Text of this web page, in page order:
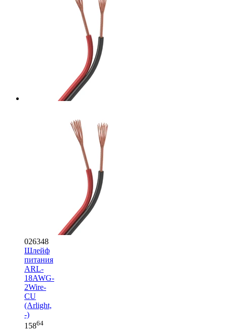
026348
Шлейф
питания
ARL-
18AWG-
2Wire-
CU
(Arlight,
-)
15864